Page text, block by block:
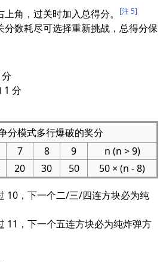
角，过关时加入总得分。 [注 5]
分数耗尽可选择重新挑战，总得分保
1 分
分模式多行爆破的奖分
7 8 9
n (n > 9)
20 30 50 50 × (n - 8)
10，下一个二/三/四连方块必为纯
11，下一个五连方块必为纯炸弹方